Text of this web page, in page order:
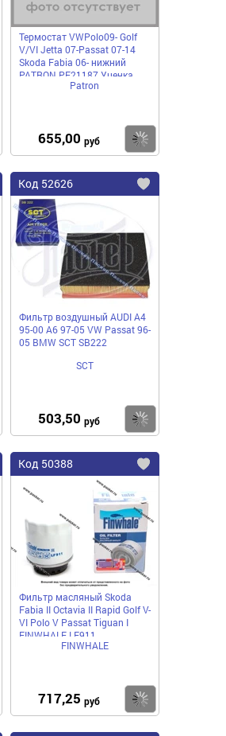
Купить
Термостат VWPolo09- Golf
V/VI Jetta 07-Passat 07-14
Skoda Fabia 06- нижний
PATRON PE21187 Уценка
Patron
655,00 руб
Добавить
избранное
Купить
Код 52626
Фильтр воздушный AUDI A4
95-00 A6 97-05 VW Passat 96-
05 BMW SCT SB222
SCT
503,50 руб
Добавить
избранное
Купить
Код 50388
Фильтр масляный Skoda
Fabia II Octavia II Rapid Golf V-
VI Polo V Passat Tiguan I
FINWHALE LF911
FINWHALE
717,25 руб